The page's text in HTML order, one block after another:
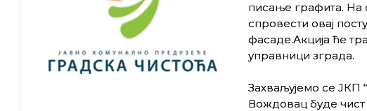
писање графита. На
спровести овај
фасаде.Акција ће
управници зграда.
Захваљујемо се ЈКП
Вождовац буде чист